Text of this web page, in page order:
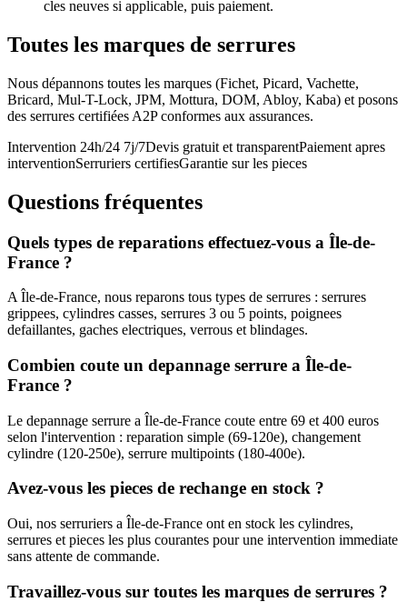
cles neuves si applicable, puis paiement.
Toutes les marques de serrures
Nous dépannons toutes les marques (Fichet, Picard, Vachette,
Bricard, Mul-T-Lock, JPM, Mottura, DOM, Abloy, Kaba) et posons
des serrures certifiées A2P conformes aux assurances.
Intervention 24h/24 7j/7Devis gratuit et transparentPaiement apres
interventionSerruriers certifiesGarantie sur les pieces
Questions fréquentes
Quels types de reparations effectuez-vous a Île-de-
France ?
A Île-de-France, nous reparons tous types de serrures : serrures
grippees, cylindres casses, serrures 3 ou 5 points, poignees
defaillantes, gaches electriques, verrous et blindages.
Combien coute un depannage serrure a Île-de-
France ?
Le depannage serrure a Île-de-France coute entre 69 et 400 euros
selon l'intervention : reparation simple (69-120e), changement
cylindre (120-250e), serrure multipoints (180-400e).
Avez-vous les pieces de rechange en stock ?
Oui, nos serruriers a Île-de-France ont en stock les cylindres,
serrures et pieces les plus courantes pour une intervention immediate
sans attente de commande.
Travaillez-vous sur toutes les marques de serrures ?